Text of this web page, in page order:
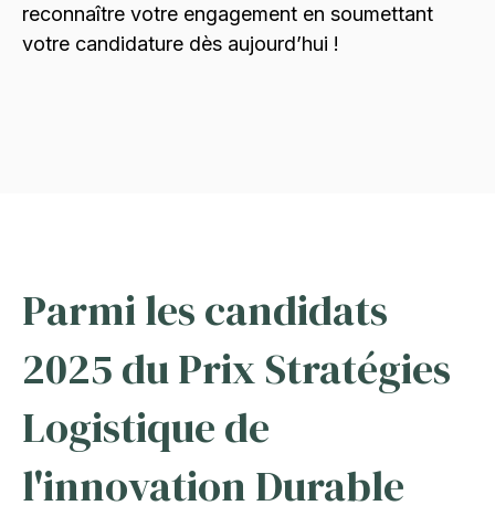
reconnaître votre engagement en soumettant
votre candidature dès aujourd’hui !
Parmi les candidats
2025 du Prix Stratégies
Logistique de
l'innovation Durable